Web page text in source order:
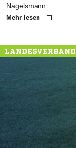
Nagelsmann.
Mehr lesen
LANDESVERBAND